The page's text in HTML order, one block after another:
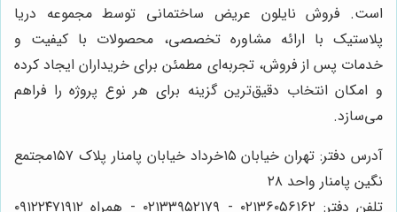
است. فروش نایلون عریض ساختمانی توسط مجموعه دریا
پلاستیک با ارائه مشاوره تخصصی، محصولات با کیفیت و
خدمات پس از فروش، تجربه‌ای مطمئن برای خریداران ایجاد کرده
و امکان انتخاب دقیق‌ترین گزینه برای هر نوع پروژه را فراهم
می‌سازد.
آدرس دفتر: تهران خیابان ۱۵خرداد خیابان پامنار پلاک ۱۵۷مجتمع
نگین پامنار واحد ۲۸
تلفن دفتر: ۰۲۱۳۶۰۵۶۱۶۲ - ۰۲۱۳۳۹۵۲۱۷۹ - همراه ۰۹۱۲۲۴۷۱۹۱۲